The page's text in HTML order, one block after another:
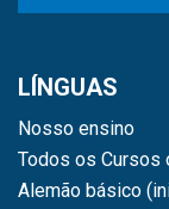
LÍNGUAS
Nosso ensino
Todos os Cursos
Alemão básico